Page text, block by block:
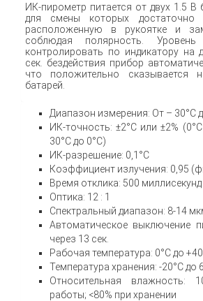
ИК-пирометр питается от двух 1.5 В
для смены которых достаточно
расположенную в рукоятке и
соблюдая полярность.
контролировать по индикатору на
сек. бездействия прибор
что положительно сказывается
батарей.
Диапазон измерения: От – 30°С
ИК-точность: ±2°С или ±2%
30°С до 0°С)
ИК-разрешение: 0,1°С
Коэффициент излучения: 0,95
Время отклика: 500 миллисекунд
Оптика: 12 : 1
Спектральный диапазон: 8-14
Автоматическое выключение
через 13 сек.
Рабочая температура: 0°С до
Температура хранения: -20°С до
Относительная влажность:
работы; <80% при хранении